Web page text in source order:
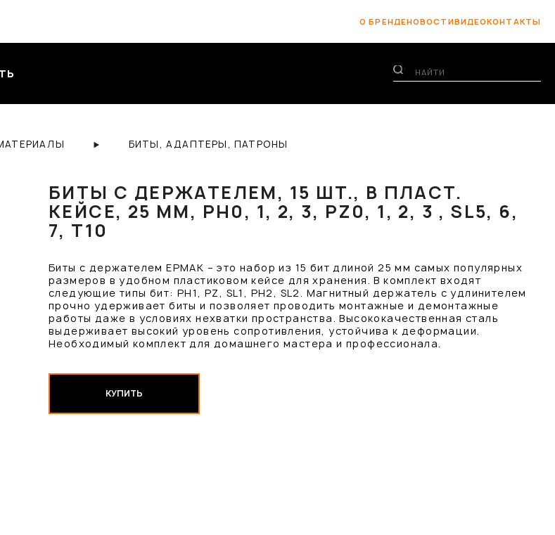
О БРЕНДЕНОВОСТИВИДЕОКОНТАКТЫ
БИТЫ, АДАПТЕРЫ, ПАТРОНЫ
БИТЫ С ДЕРЖАТЕЛЕМ, 15 ШТ., В ПЛАСТ.
КЕЙСЕ, 25 ММ, PH0, 1, 2, 3, PZ0, 1, 2, 3 , SL5, 6,
7, T10
Биты с держателем ЕРМАК – это набор из 15 бит длиной 25 мм самых популярных
размеров в удобном пластиковом кейсе для хранения. В комплект входят
следующие типы бит: PH1, PZ, SL1, PH2, SL2. Магнитный держатель с удлинителем
прочно удерживает биты и позволяет проводить монтажные и демонтажные
работы даже в условиях нехватки пространства. Высококачественная сталь
выдерживает высокий уровень сопротивления, устойчива к деформации.
Необходимый комплект для домашнего мастера и профессионала.
КУПИТЬ